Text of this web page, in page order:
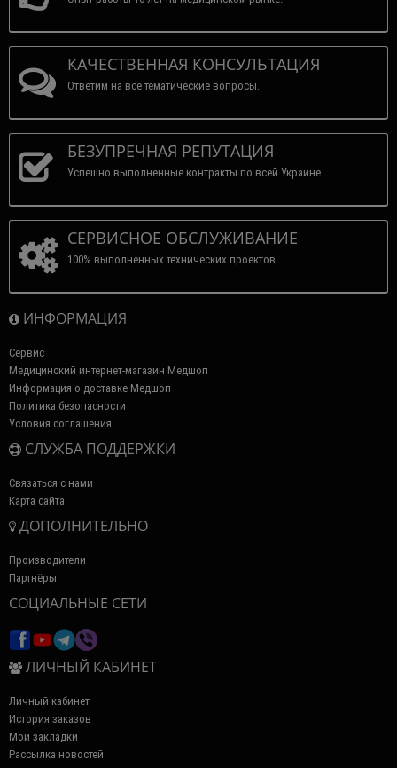
КАЧЕСТВЕННАЯ КОНСУЛЬТАЦИЯ
Ответим на все тематические вопросы.
БЕЗУПРЕЧНАЯ РЕПУТАЦИЯ
Успешно выполненные контракты по всей Украине.
СЕРВИСНОЕ ОБСЛУЖИВАНИЕ
100% выполненных технических проектов.
ИНФОРМАЦИЯ
Сервис
Медицинский интернет-магазин Медшоп
Информация о доставке Медшоп
Политика безопасности
Условия соглашения
СЛУЖБА ПОДДЕРЖКИ
Связаться с нами
Карта сайта
ДОПОЛНИТЕЛЬНО
Производители
Партнёры
СОЦИАЛЬНЫЕ СЕТИ
ЛИЧНЫЙ КАБИНЕТ
Личный кабинет
История заказов
Мои закладки
Рассылка новостей